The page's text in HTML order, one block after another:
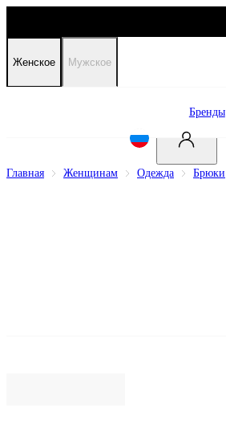
Женское Мужское
Бренды
Главная Женщинам Одежда Брюки